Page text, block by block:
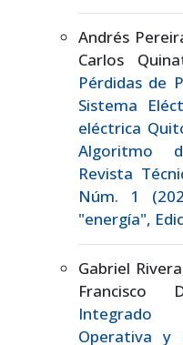
Andrés
Carlos
Pérdidas de
Sistema
eléctrica
Algoritmo
Revista
Núm. 1
"energía",
Gabriel
Integrado
Operativa y